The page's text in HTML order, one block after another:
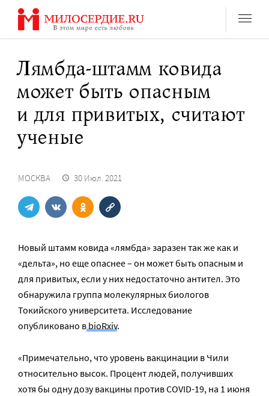
Перейти
содержанию
Лямбда-штамм ковида
может быть опасным
и для привитых, считают
ученые
МОСКВА 30 Июл. 2021
Новый штамм ковида «лямбда» заразен так же как и
«дельта», но еще опаснее – он может быть опасным и
для привитых, если у них недостаточно антител. Это
обнаружила группа молекулярных биологов
Токийского университета. Исследование
опубликовано вbioRxiv.
«Примечательно, что уровень вакцинации в Чили
относительно высок. Процент людей, получивших
хотя бы одну дозу вакцины против COVID-19, на 1 июня